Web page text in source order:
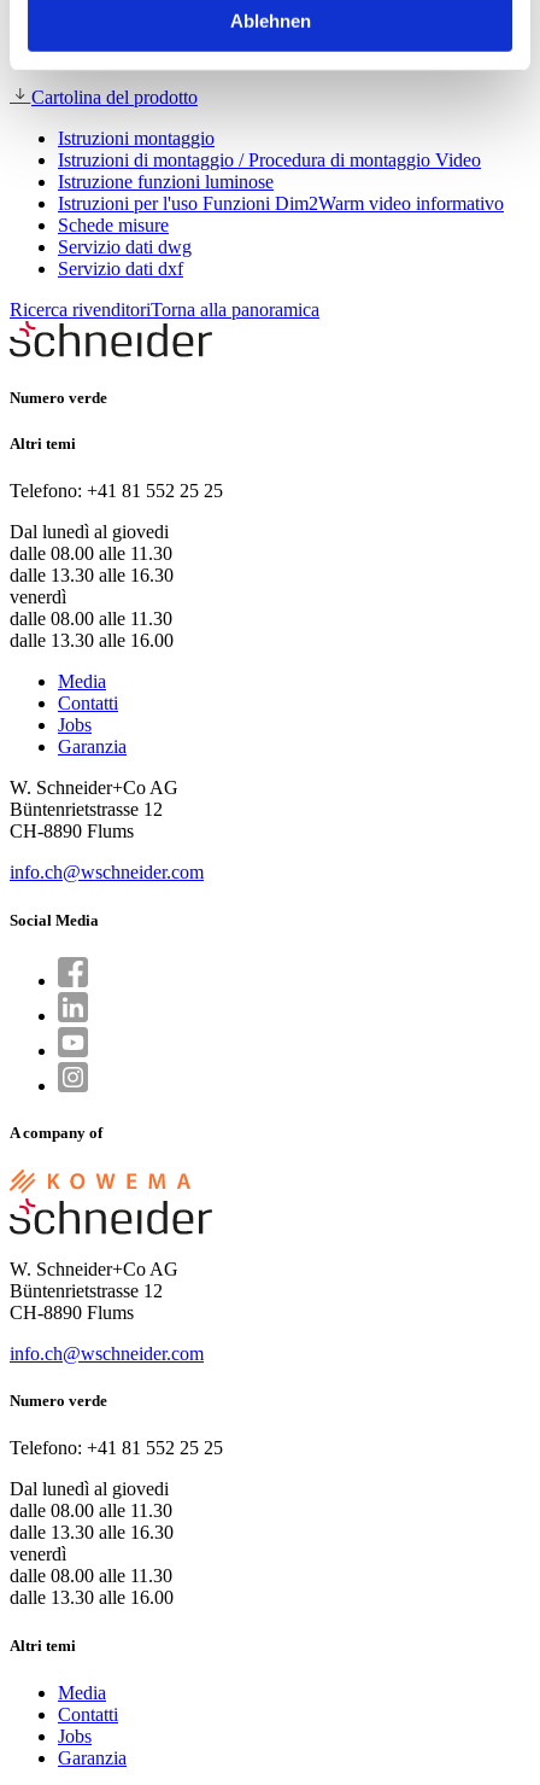
Ablehnen
Downloads:
Cartolina del prodotto
Istruzioni montaggio
Istruzioni di montaggio / Procedura di montaggio Video
Istruzione funzioni luminose
Istruzioni per l'uso Funzioni Dim2Warm video informativo
Schede misure
Servizio dati dwg
Servizio dati dxf
Ricerca rivenditoriTorna alla panoramica
Numero verde
Altri temi
Telefono: +41 81 552 25 25
Dal lunedì al giovedi
dalle 08.00 alle 11.30
dalle 13.30 alle 16.30
venerdì
dalle 08.00 alle 11.30
dalle 13.30 alle 16.00
Media
Contatti
Jobs
Garanzia
W. Schneider+Co AG
Büntenrietstrasse 12
CH-8890 Flums
info.ch@wschneider.com
Social Media
A company of
W. Schneider+Co AG
Büntenrietstrasse 12
CH-8890 Flums
info.ch@wschneider.com
Numero verde
Telefono: +41 81 552 25 25
Dal lunedì al giovedi
dalle 08.00 alle 11.30
dalle 13.30 alle 16.30
venerdì
dalle 08.00 alle 11.30
dalle 13.30 alle 16.00
Altri temi
Media
Contatti
Jobs
Garanzia